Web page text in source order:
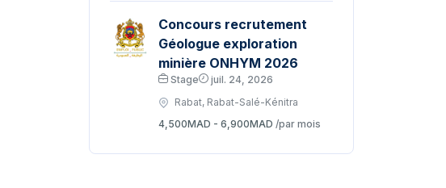
Concours recrutement
Géologue exploration
minière ONHYM 2026
Stage
juil. 24, 2026
Rabat, Rabat-Salé-Kénitra
4,500MAD - 6,900MAD /par mois